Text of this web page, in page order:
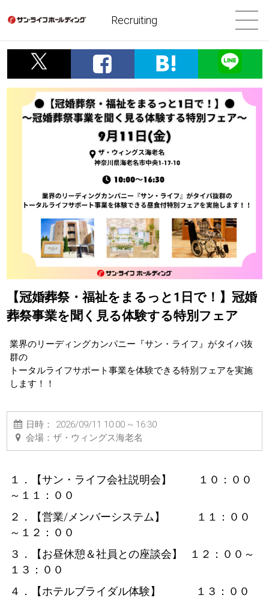
Recruiting
【冠婚葬祭・福祉をまるっと1日で！】冠婚
葬祭事業を聞く見る体験する特別フェア
業界のリーディングカンパニー『サン・ライフ』がタイパ抜
群の
トータルライフサポート事業を体験できる特別フェアを実施
します！！
日時：
2026/09/11 10:00 ~ 16:30
会場：ザ・ウィングス海老名
１．【サン・ライフ会社説明会】 １０：００
～１１：００
２．【営業/メンバーシステム】 １１：００
～１２：００
３．【お昼休憩＆社員との座談会】 １２：００～
１３：００
４．【ホテルブライダル体験】 １３：００